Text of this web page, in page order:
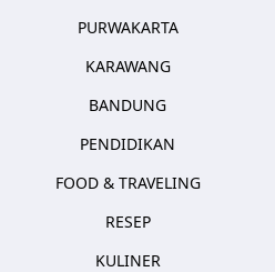
PURWAKARTA
KARAWANG
BANDUNG
PENDIDIKAN
FOOD & TRAVELING
RESEP
KULINER